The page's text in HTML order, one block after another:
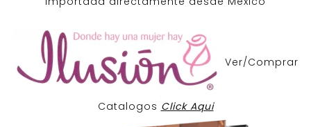
Ver/Comprar
Catalogos Click Aqui